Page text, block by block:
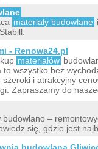
materiały budowlane
- Renowa24.pl
materiałów
to wszystko bez
i atrakcyjny
Zapraszamy do
–
się, gdzie jest